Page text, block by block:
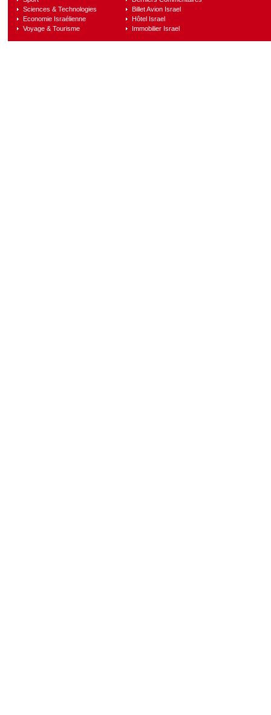
Sciences & Technologies
Economie Israélienne
Voyage & Tourisme
Billet Avion Israel
Hôtel Israel
Immobilier Israel